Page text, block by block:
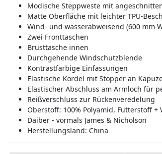
Modische Steppweste mit
Matte Oberfläche mit leichter TPU-
Wind- und wasserabweisend (600 mm
Zwei Fronttaschen
Brusttasche innen
Durchgehende Windschutzblende
Kontrastfarbige Einfassungen
Elastische Kordel mit Stopper an
Elastischer Abschluss am Armloch für
Reißverschluss zur Rückenveredelung
Oberstoff: 100% Polyamid, Futterstoff +
Daiber - vormals James & Nicholson
Herstellungsland: China